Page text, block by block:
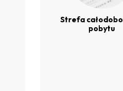
Strefa
pobytu